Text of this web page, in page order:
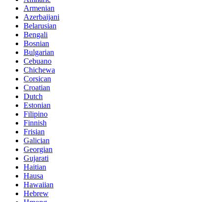
Armenian
Azerbaijani
Belarusian
Bengali
Bosnian
Bulgarian
Cebuano
Chichewa
Corsican
Croatian
Dutch
Estonian
Filipino
Finnish
Frisian
Galician
Georgian
Gujarati
Haitian
Hausa
Hawaiian
Hebrew